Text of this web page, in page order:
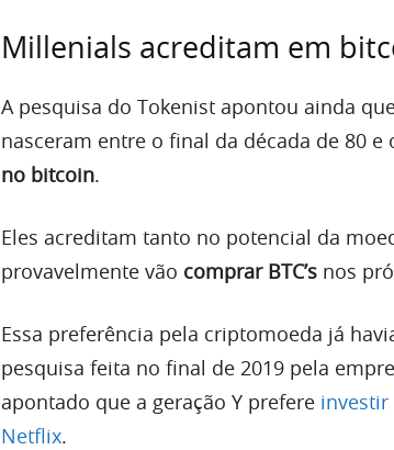
Millenials acreditam em
A pesquisa do Tokenist apontou ainda
nasceram entre o final da década de 80 e
no bitcoin.
Eles acreditam tanto no potencial da
provavelmente vão comprar BTC’s nos
Essa preferência pela criptomoeda já
pesquisa feita no final de 2019 pela
apontado que a geração Y prefere investir
Netflix.